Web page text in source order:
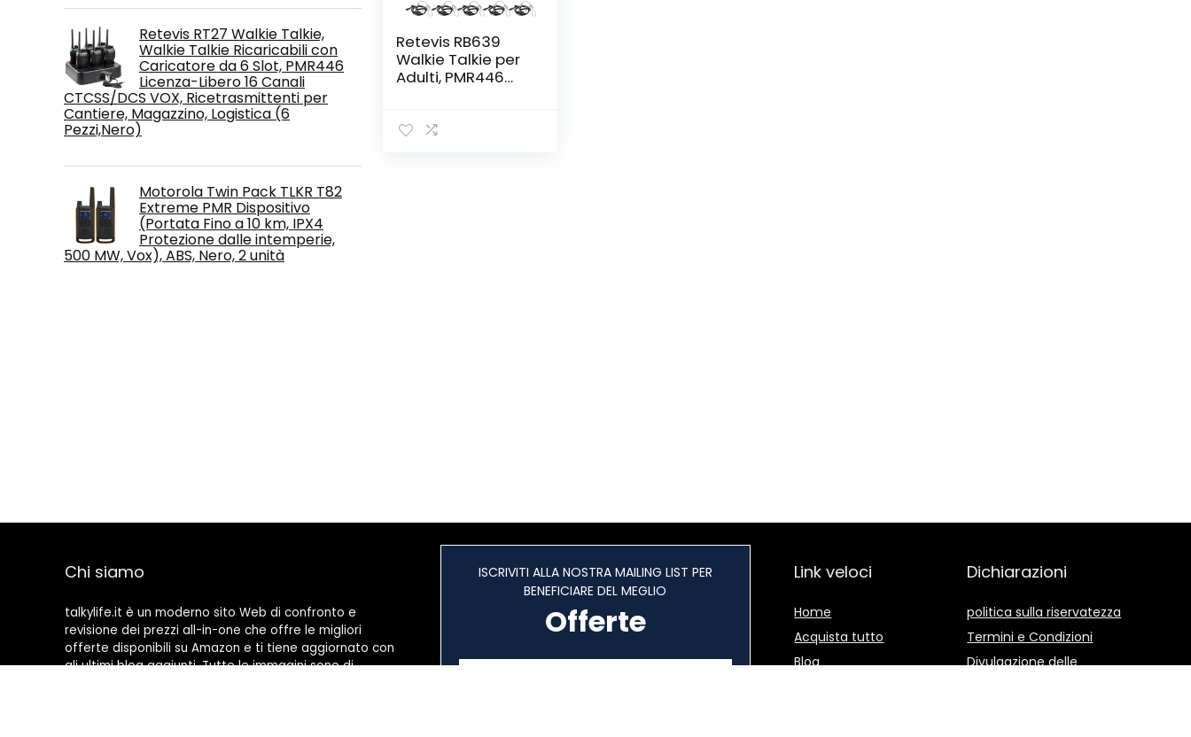
Retevis RT27 Walkie Talkie,
Walkie Talkie Ricaricabili con
Caricatore da 6 Slot, PMR446
Licenza-Libero 16 Canali
CTCSS/DCS VOX, Ricetrasmittenti per
Cantiere, Magazzino, Logistica (6
Pezzi,Nero)
Motorola Twin Pack TLKR T82
Extreme PMR Dispositivo
(Portata Fino a 10 km, IPX4
Protezione dalle intemperie,
500 MW, Vox), ABS, Nero, 2 unità
Retevis RB639
Walkie Talkie per
Adulti, PMR446
C, Allarme di
Chi siamo
talkylife.it è un moderno sito Web di confronto e
revisione dei prezzi all-in-one che offre le migliori
offerte disponibili su Amazon e ti tiene aggiornato con
gli ultimi blog aggiunti. Tutte le immagini sono di
ISCRIVITI ALLA NOSTRA MAILING LIST PER
BENEFICIARE DEL MEGLIO
Offerte
Link veloci
Home
Acquista tutto
Blog
Dichiarazioni
politica sulla riservatezza
Termini e Condizioni
Divulgazione delle